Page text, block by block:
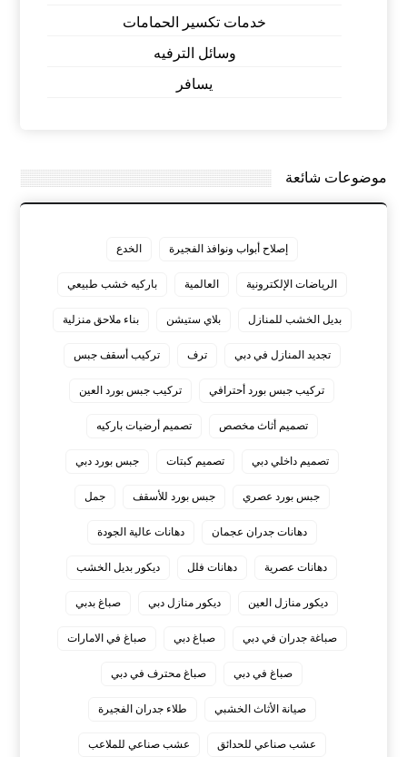
خدمات تكسير الحمامات
وسائل الترفيه
يسافر
موضوعات شائعة
إصلاح أبواب ونوافذ الفجيرة الخدع
الرياضات الإلكترونية العالمية باركيه خشب طبيعي
بديل الخشب للمنازل بلاي ستيشن بناء ملاحق منزلية
تجديد المنازل في دبي ترف تركيب أسقف جبس
تركيب جبس بورد أحترافي تركيب جبس بورد العين
تصميم أثاث مخصص تصميم أرضيات باركيه
تصميم داخلي دبي تصميم كبتات جبس بورد دبي
جبس بورد عصري جبس بورد للأسقف جمل
دهانات جدران عجمان دهانات عالية الجودة
دهانات عصرية دهانات فلل ديكور بديل الخشب
ديكور منازل العين ديكور منازل دبي صباغ بدبي
صباغة جدران في دبي صباغ دبي صباغ في الامارات
صباغ في دبي صباغ محترف في دبي
صيانة الأثاث الخشبي طلاء جدران الفجيرة
عشب صناعي للحدائق عشب صناعي للملاعب